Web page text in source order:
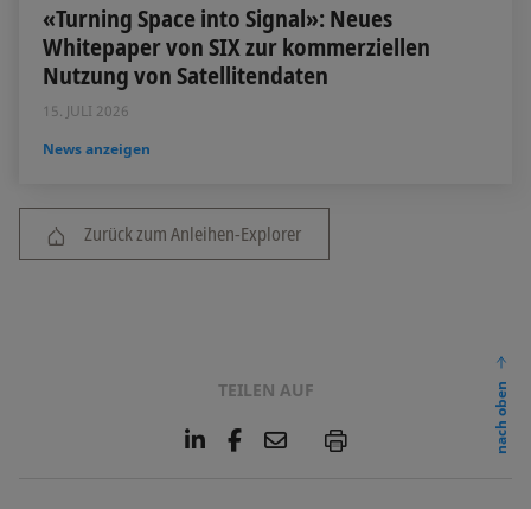
«Turning Space into Signal»: Neues
Whitepaper von SIX zur kommerziellen
Nutzung von Satellitendaten
15. JULI 2026
News anzeigen
Zurück zum Anleihen-Explorer
TEILEN AUF
L
F
E
P
nach oben